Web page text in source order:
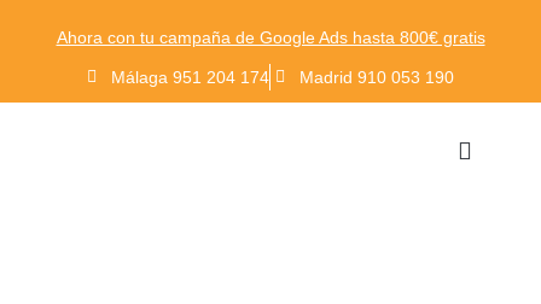
Ahora con tu campaña de Google Ads hasta 800€ gratis
Málaga 951 204 174 Madrid 910 053 190